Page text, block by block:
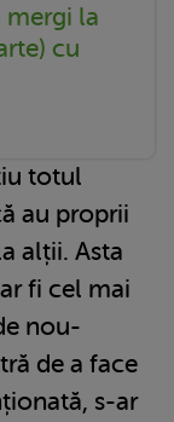
mergi la
cu
totul
au proprii
alții. Asta
fi cel mai
nou-
de a face
s-ar